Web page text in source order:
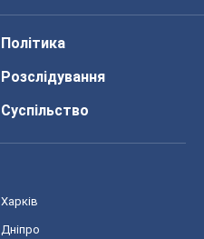
Політика
Розслідування
Суспільство
Харків
Дніпро